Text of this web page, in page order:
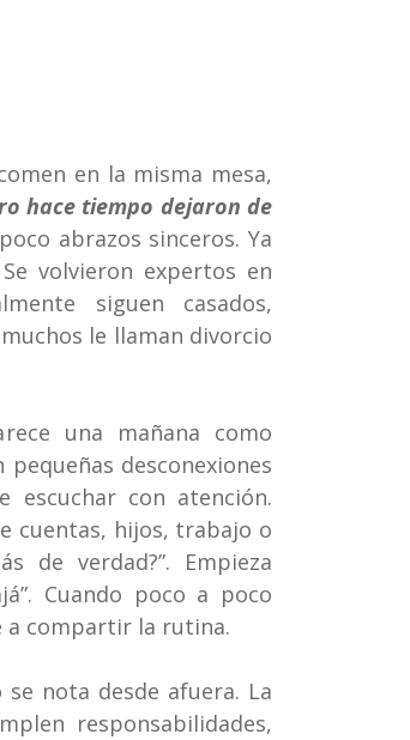
en la misma mesa,
hace tiempo dejaron de
abrazos sinceros. Ya
volvieron expertos en
siguen casados,
le llaman divorcio
una mañana como
desconexiones
escuchar con atención.
cuentas, hijos, trabajo o
de verdad?”. Empieza
Cuando poco a poco
a compartir la rutina.
nota desde afuera. La
responsabilidades,